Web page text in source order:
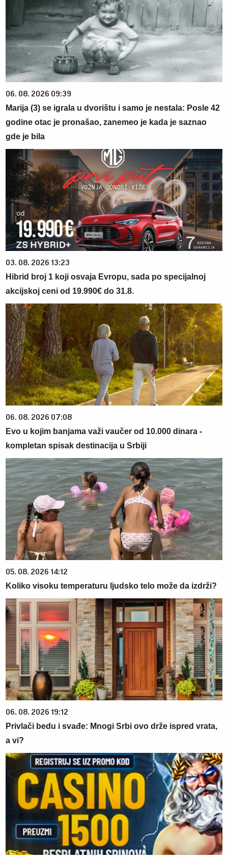
06. 08. 2026 09:39
Marija (3) se igrala u dvorištu i samo je nestala: Posle 42
godine otac je pronašao, zanemeo je kada je saznao
gde je bila
03. 08. 2026 13:23
Hibrid broj 1 koji osvaja Evropu, sada po specijalnoj
akcijskoj ceni od 19.990€ do 31.8.
06. 08. 2026 07:08
Evo u kojim banjama važi vaučer od 10.000 dinara -
kompletan spisak destinacija u Srbiji
05. 08. 2026 14:12
Koliko visoku temperaturu ljudsko telo može da izdrži?
06. 08. 2026 19:12
Privlači bedu i svađe: Mnogi Srbi ovo drže ispred vrata,
a vi?